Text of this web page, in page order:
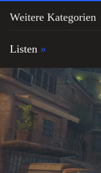
Weitere Kategorien
Listen